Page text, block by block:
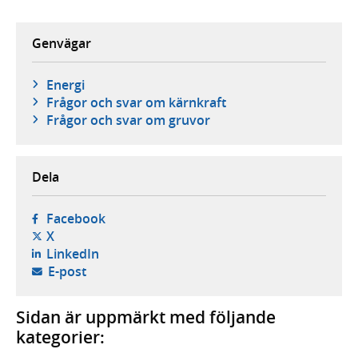
Genvägar
Energi
Frågor och svar om kärnkraft
Frågor och svar om gruvor
Dela
Facebook- öppnas i ny flik, extern webbplats,
X- öppnas i ny flik, extern webbplats,
LinkedIn- öppnas i ny flik, extern webbplats,
E-post- öppnar din e-postklient,
Sidan är uppmärkt med följande
kategorier: